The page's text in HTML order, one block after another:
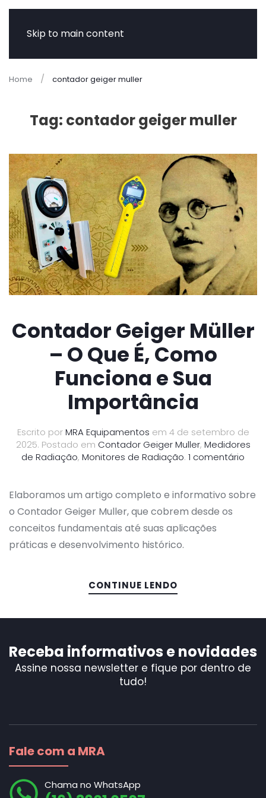
Skip to main content
Home contador geiger muller
Tag: contador geiger muller
Contador Geiger Müller
– O Que É, Como
Funciona e Sua
Importância
Escrito porMRA Equipamentos em 4 de setembro de
2025. Postado em Contador Geiger Muller, Medidores
de Radiação, Monitores de Radiação. 1 comentário
Elaboramos um artigo completo e informativo sobre
o Contador Geiger Muller, que cobrem desde os
conceitos fundamentais até suas aplicações
práticas e desenvolvimento histórico.
CONTINUE LENDO
Receba informativos e novidades
Assine nossa newsletter e fique por dentro de
tudo!
Fale com a MRA
Chama no WhatsApp